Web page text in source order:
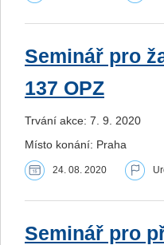
Seminář pro
137 OPZ
Trvání akce: 7. 9. 2020
Místo konání: Praha
24. 08. 2020
Seminář pro